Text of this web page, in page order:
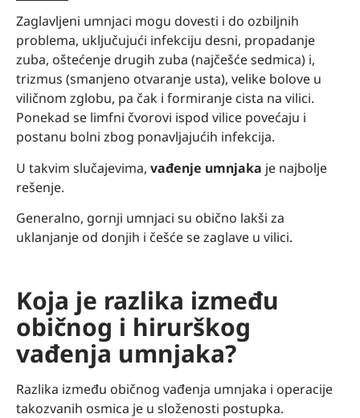
Zaglavljeni umnjaci mogu dovesti i do ozbiljnih
problema, uključujući infekciju desni, propadanje
zuba, oštećenje drugih zuba (najčešće sedmica) i,
trizmus (smanjeno otvaranje usta), velike bolove u
viličnom zglobu, pa čak i formiranje cista na vilici.
Ponekad se limfni čvorovi ispod vilice povećaju i
postanu bolni zbog ponavljajućih infekcija.
U takvim slučajevima, vađenje umnjaka je najbolje
rešenje.
Generalno, gornji umnjaci su obično lakši za
uklanjanje od donjih i češće se zaglave u vilici.
Koja je razlika između
običnog i hirurškog
vađenja umnjaka?
Razlika između običnog vađenja umnjaka i operacije
takozvanih osmica je u složenosti postupka.